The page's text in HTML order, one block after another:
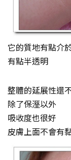
它的質地有點介
有點半透明
整體的延展性還
除了保溼以外
吸收度也很好
皮膚上面不會有